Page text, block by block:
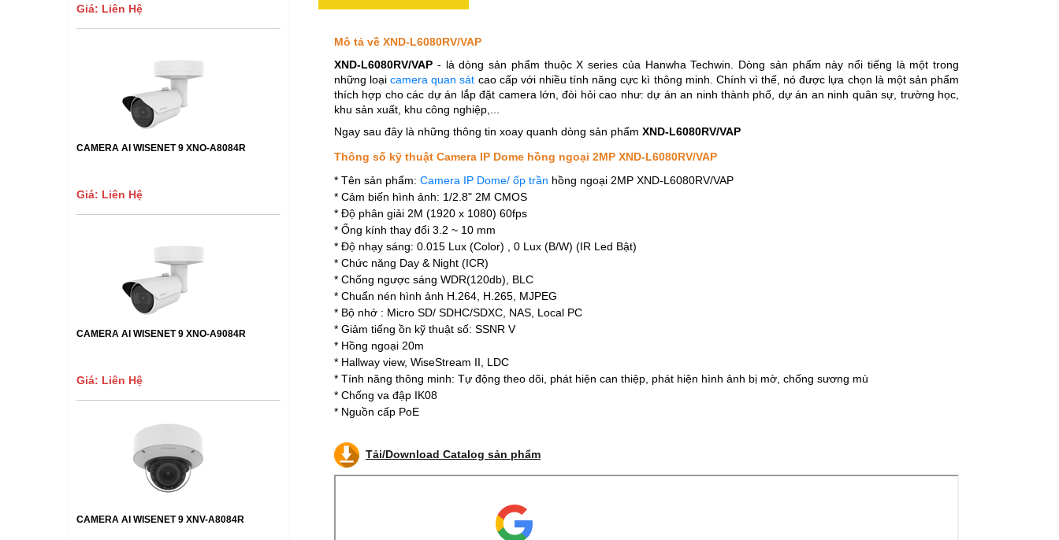
Giá: Liên Hệ
CAMERA AI WISENET 9 XNO-A8084R
Giá: Liên Hệ
CAMERA AI WISENET 9 XNO-A9084R
Giá: Liên Hệ
CAMERA AI WISENET 9 XNV-A8084R
Mô tả về XND-L6080RV/VAP
XND-L6080RV/VAP - là dòng sản phẩm thuộc X series của Hanwha Techwin. Dòng sản phẩm này nổi tiếng là một trong
những loạicamera quan sát cao cấp với nhiều tính năng cực kì thông minh. Chính vì thế, nó được lựa chọn là một sản phẩm
thích hợp cho các dự án lắp đặt camera lớn, đòi hỏi cao như: dự án an ninh thành phố, dự án an ninh quân sự, trường học,
khu sản xuất, khu công nghiệp,...
Ngay sau đây là những thông tin xoay quanh dòng sản phẩm XND-L6080RV/VAP
Thông số kỹ thuật Camera IP Dome hồng ngoại 2MP XND-L6080RV/VAP
* Tên sản phẩm: Camera IP Dome/ ốp trần hồng ngoại 2MP XND-L6080RV/VAP
* Cảm biến hình ảnh: 1/2.8" 2M CMOS
* Độ phân giải 2M (1920 x 1080) 60fps
* Ống kính thay đổi 3.2 ~ 10 mm
* Độ nhạy sáng: 0.015 Lux (Color) , 0 Lux (B/W) (IR Led Bật)
* Chức năng Day & Night (ICR)
* Chống ngược sáng WDR(120db), BLC
* Chuẩn nén hình ảnh H.264, H.265, MJPEG
* Bộ nhớ : Micro SD/ SDHC/SDXC, NAS, Local PC
* Giảm tiếng ồn kỹ thuật số: SSNR V
* Hồng ngoại 20m
* Hallway view, WiseStream II, LDC
* Tính năng thông minh: Tự động theo dõi, phát hiện can thiệp, phát hiện hình ảnh bị mờ, chống sương mù
* Chống va đập IK08
* Nguồn cấp PoE
Tải/Download Catalog sản phẩm